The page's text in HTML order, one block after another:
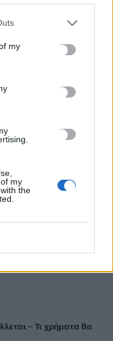
my
my
the
από
Ινδονησία, όπου ένας
ένα 8χρονο
– Τι χρήματα θα